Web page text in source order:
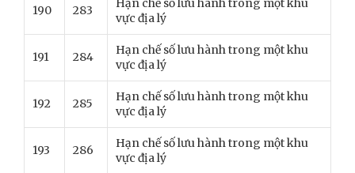
190 283
Hạn chế số lưu hành trong một khu
vực địa lý
191 284
Hạn chế số lưu hành trong một khu
vực địa lý
192 285
Hạn chế số lưu hành trong một khu
vực địa lý
193 286
Hạn chế số lưu hành trong một khu
vực địa lý